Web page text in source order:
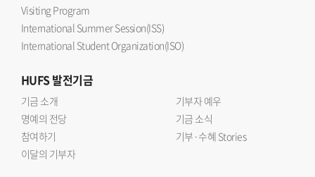
Visiting Program
International Summer Session(ISS)
International Student Organization(ISO)
HUFS발전기금
기금 소개
기부자 예우
명예의 전당
기금 소식
참여하기
기부·수혜 Stories
이달의 기부자